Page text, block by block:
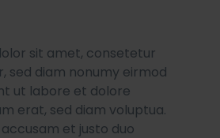
sit amet, consetetur
sed diam nonumy eirmod
ut labore et dolore
erat, sed diam voluptua.
et justo duo